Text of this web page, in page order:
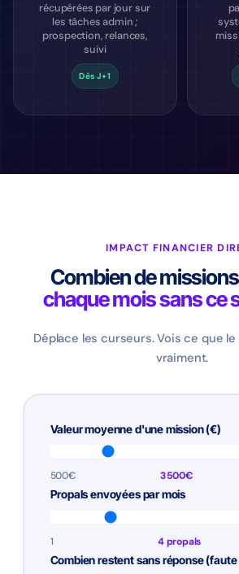
récupérées par jour sur
les tâches admin ;
prospection, relances,
suivi
Dès J+1
IMPACT FINANCIER
Combien de
chaque mois sans ce
Déplace les curseurs. Vois ce que
vraiment.
Valeur moyenne d'une mission (€)
500€ 3 500€
Propals envoyées par mois
1 4 propals
Combien restent sans réponse (faute